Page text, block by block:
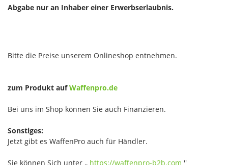
Abgabe nur an Inhaber einer Erwerbserlaubnis.
Bitte die Preise unserem Onlineshop entnehmen.
zum Produkt aufWaffenpro.de
Bei uns im Shop können Sie auch Finanzieren.
Sonstiges:
Jetzt gibt es WaffenPro auch für Händler.
Sie können Sich unter ,, https://waffenpro-b2b.com ''